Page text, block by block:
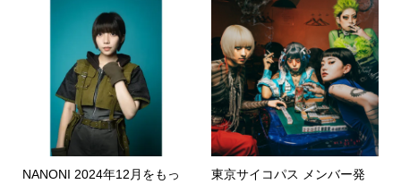
NANONI 2024年12月をもっ
東京サイコパス メンバー発